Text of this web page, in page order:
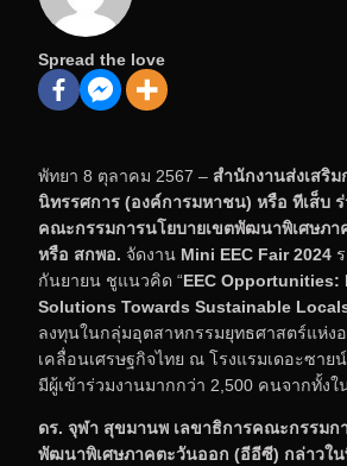
Spread the love
พัทยา 8 ตุลาคม 2567 – สำนักงานส่งเสริ
นิทรรศการ (องค์การมหาชน) หรือ ทีเส็บ
คณะกรรมการนโยบายเขตพัฒนาพิเศษภ
หรือ สกพอ. จัดงาน Mini EEC Fair2024
กันยายน ชูแนวคิด “EEC Opportunities:
Solutions Towards Sustainable
ลงทุนในกลุ่มอุตสาหกรรมยุทธศาสตร์แห่ง
เคลื่อนเศรษฐกิจไทย ณ โรงแรมเดอะซาย
มีผู้เข้าร่วมงานมากกว่า 2,500 คนจากทั้งใ
ดร. จุฬา สุขมานพ เลขาธิการคณะกรรมก
พัฒนาพิเศษภาคตะวันออก (อีอีซี) กล่าวใน